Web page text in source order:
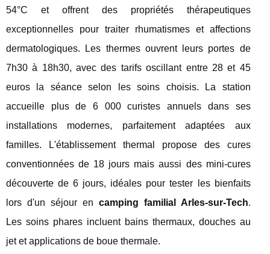
54°C et offrent des propriétés thérapeutiques
exceptionnelles pour traiter rhumatismes et affections
dermatologiques. Les thermes ouvrent leurs portes de
7h30 à 18h30, avec des tarifs oscillant entre 28 et 45
euros la séance selon les soins choisis. La station
accueille plus de 6 000 curistes annuels dans ses
installations modernes, parfaitement adaptées aux
familles. L'établissement thermal propose des cures
conventionnées de 18 jours mais aussi des mini-cures
découverte de 6 jours, idéales pour tester les bienfaits
lors d'un séjour en camping familial Arles-sur-Tech.
Les soins phares incluent bains thermaux, douches au
jet et applications de boue thermale.